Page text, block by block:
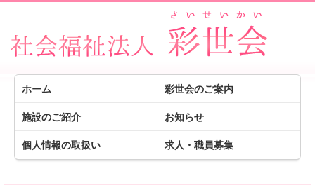
ホーム 彩世会のご案内
施設のご紹介 お知らせ
個人情報の取扱い 求人・職員募集